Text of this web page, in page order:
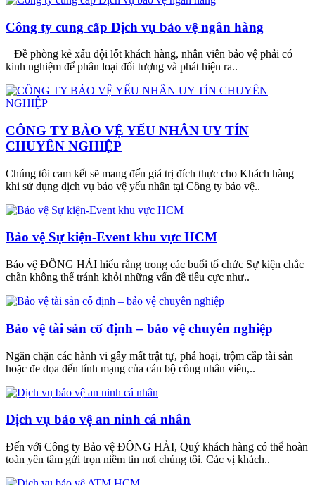
Công ty cung cấp Dịch vụ bảo vệ ngân hàng
Đề phòng kẻ xấu đội lốt khách hàng, nhân viên bảo vệ phải có
kinh nghiệm để phân loại đối tượng và phát hiện ra..
CÔNG TY BẢO VỆ YẾU NHÂN UY TÍN
CHUYÊN NGHIỆP
Chúng tôi cam kết sẽ mang đến giá trị đích thực cho Khách hàng
khi sử dụng dịch vụ bảo vệ yếu nhân tại Công ty bảo vệ..
Bảo vệ Sự kiện-Event khu vực HCM
Bảo vệ ĐÔNG HẢI hiểu rằng trong các buổi tổ chức Sự kiện chắc
chắn không thể tránh khỏi những vấn đề tiêu cực như..
Bảo vệ tài sản cố định – bảo vệ chuyên nghiệp
Ngăn chặn các hành vi gây mất trật tự, phá hoại, trộm cắp tài sản
hoặc đe dọa đến tính mạng của cán bộ công nhân viên,..
Dịch vụ bảo vệ an ninh cá nhân
Đến với Công ty Bảo vệ ĐÔNG HẢI, Quý khách hàng có thể hoàn
toàn yên tâm gửi trọn niềm tin nơi chúng tôi. Các vị khách..